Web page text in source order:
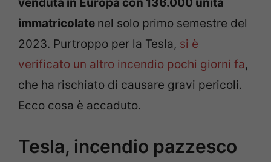
immatricolate nel solo primo semestre del
2023. Purtroppo per la Tesla, si è
verificato un altro incendio pochi giorni fa,
che ha rischiato di causare gravi pericoli.
Ecco cosa è accaduto.
Tesla, incendio pazzesco